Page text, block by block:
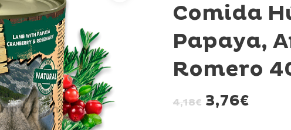
Comida
Papaya,
Romero
4,18€ El
3,76€El